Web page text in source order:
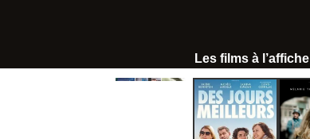
Les films à l’affiche